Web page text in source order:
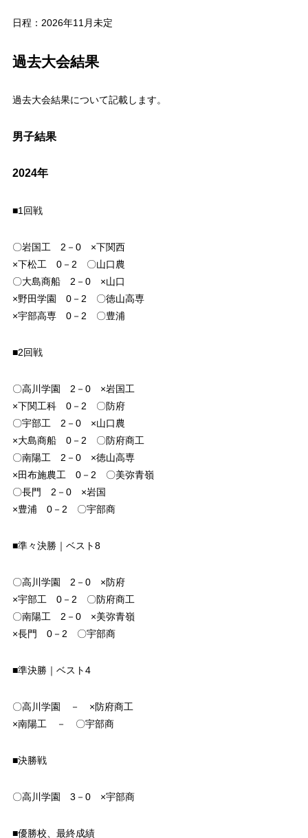
日程：2026年11月未定
過去大会結果
過去大会結果について記載します。
男子結果
2024年
■1回戦
〇岩国工 2－0 ×下関西
×下松工 0－2 〇山口農
〇大島商船 2－0 ×山口
×野田学園 0－2 〇徳山高専
×宇部高専 0－2 〇豊浦
■2回戦
〇高川学園 2－0 ×岩国工
×下関工科 0－2 〇防府
〇宇部工 2－0 ×山口農
×大島商船 0－2 〇防府商工
〇南陽工 2－0 ×徳山高専
×田布施農工 0－2 〇美弥青嶺
〇長門 2－0 ×岩国
×豊浦 0－2 〇宇部商
■準々決勝｜ベスト8
〇高川学園 2－0 ×防府
×宇部工 0－2 〇防府商工
〇南陽工 2－0 ×美弥青嶺
×長門 0－2 〇宇部商
■準決勝｜ベスト4
〇高川学園 － ×防府商工
×南陽工 － 〇宇部商
■決勝戦
〇高川学園 3－0 ×宇部商
■優勝校、最終成績